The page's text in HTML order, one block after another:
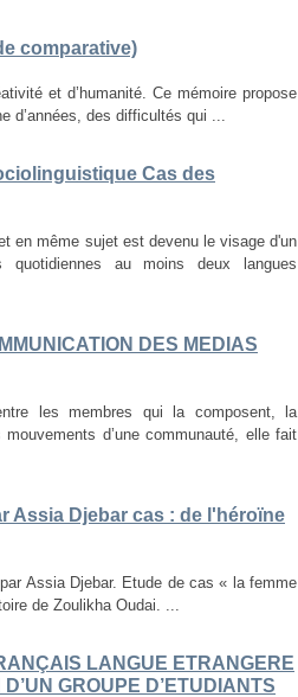
comparative)
et d’humanité. Ce mémoire propose
d’années, des difficultés qui ...
Cas des
en même sujet est devenu le visage d'un
au moins deux langues
DES MEDIAS
les membres qui la composent, la
d’une communauté, elle fait
Assia Djebar cas : de l'héroïne
Assia Djebar. Etude de cas « la femme
de Zoulikha Oudai. ...
LANGUE ETRANGERE
GROUPE D’ETUDIANTS